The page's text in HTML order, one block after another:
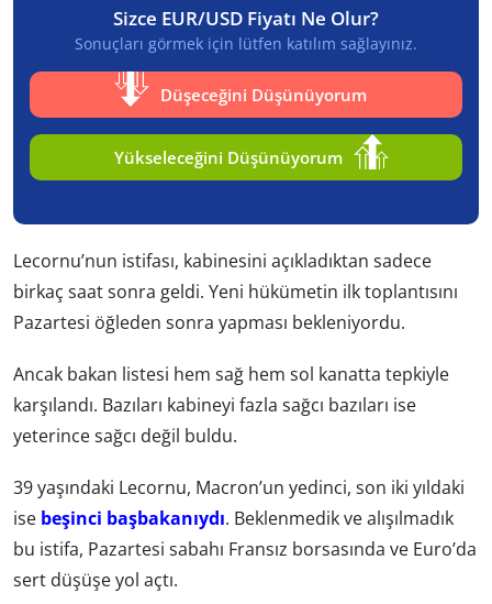
Sizce EUR/USD Fiyatı Ne Olur?
Sonuçları görmek için lütfen katılım sağlayınız.
Düşeceğini Düşünüyorum
Yükseleceğini Düşünüyorum
Lecornu’nun istifası, kabinesini açıkladıktan sadece
birkaç saat sonra geldi. Yeni hükümetin ilk toplantısını
Pazartesi öğleden sonra yapması bekleniyordu.
Ancak bakan listesi hem sağ hem sol kanatta tepkiyle
karşılandı. Bazıları kabineyi fazla sağcı bazıları ise
yeterince sağcı değil buldu.
39 yaşındaki Lecornu, Macron’un yedinci, son iki yıldaki
ise beşinci başbakanıydı. Beklenmedik ve alışılmadık
bu istifa, Pazartesi sabahı Fransız borsasında ve Euro’da
sert düşüşe yol açtı.